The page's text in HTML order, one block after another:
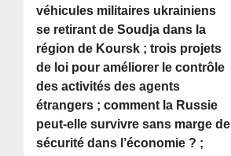
véhicules militaires ukrainiens
se retirant de Soudja dans la
région de Koursk ; trois projets
de loi pour améliorer le contrôle
des activités des agents
étrangers ; comment la Russie
peut-elle survivre sans marge de
sécurité dans l’économie ? ;